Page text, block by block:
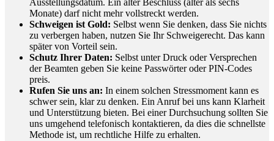
Ausstellungsdatum. Ein alter Beschluss (älter als sechs
Monate) darf nicht mehr vollstreckt werden.
Schweigen ist Gold: Selbst wenn Sie denken, dass Sie nichts
zu verbergen haben, nutzen Sie Ihr Schweigerecht. Das kann
später von Vorteil sein.
Schutz Ihrer Daten: Selbst unter Druck oder Versprechen
der Beamten geben Sie keine Passwörter oder PIN-Codes
preis.
Rufen Sie uns an: In einem solchen Stressmoment kann es
schwer sein, klar zu denken. Ein Anruf bei uns kann Klarheit
und Unterstützung bieten. Bei einer Durchsuchung sollten Sie
uns umgehend telefonisch kontaktieren, da dies die schnellste
Methode ist, um rechtliche Hilfe zu erhalten.